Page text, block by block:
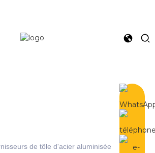
de tôle d'acier aluminisée